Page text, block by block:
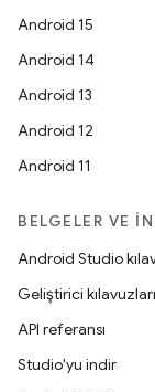
Android 15
Android 14
Android 13
Android 12
Android 11
BELGELER VE
Android Studio
Geliştirici kılavuzları
API referansı
Studio'yu indir